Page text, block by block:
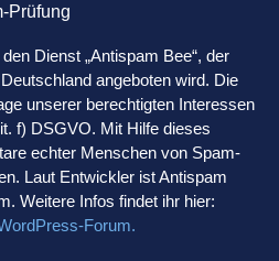
Prüfung
Dienst „Antispam Bee“, der
angeboten wird. Die
unserer berechtigten Interessen
f) DSGVO. Mit Hilfe dieses
echter Menschen von Spam-
Laut Entwickler ist Antispam
Weitere Infos findet ihr hier:
Forum.